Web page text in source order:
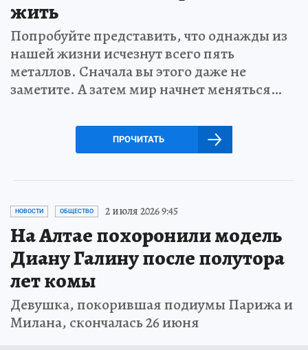
жить
Попробуйте представить, что однажды из
нашей жизни исчезнут всего пять
металлов. Сначала вы этого даже не
заметите. А затем мир начнет меняться…
ПРОЧИТАТЬ
НОВОСТИ ОБЩЕСТВО 2 июля 2026 9:45
На Алтае похоронили модель
Диану Галину после полутора
лет комы
Девушка, покорившая подиумы Парижа и
Милана, скончалась 26 июня